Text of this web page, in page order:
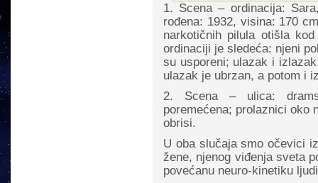
1. Scena – ordinacija:
rođena: 1932, visina: 170
narkotičnih pilula otišla
ordinaciji je sledeća: njeni
su usporeni; ulazak i
ulazak je ubrzan, a potom i
2. Scena – ulica:
poremećena; prolaznici oko
obrisi.
U oba slučaja smo očevici
žene, njenog viđenja sveta
povećanu neuro-kinetiku